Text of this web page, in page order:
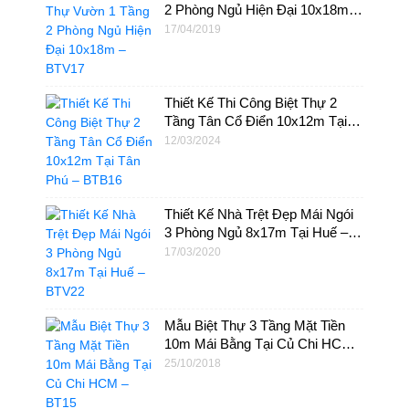
2 Phòng Ngủ Hiện Đại 10x18m –
BTV17
17/04/2019
Thiết Kế Thi Công Biệt Thự 2
Tầng Tân Cổ Điển 10x12m Tại
Tân Phú – BTB16
12/03/2024
Thiết Kế Nhà Trệt Đẹp Mái Ngói
3 Phòng Ngủ 8x17m Tại Huế –
BTV22
17/03/2020
Mẫu Biệt Thự 3 Tầng Mặt Tiền
10m Mái Bằng Tại Củ Chi HCM
– BT15
25/10/2018